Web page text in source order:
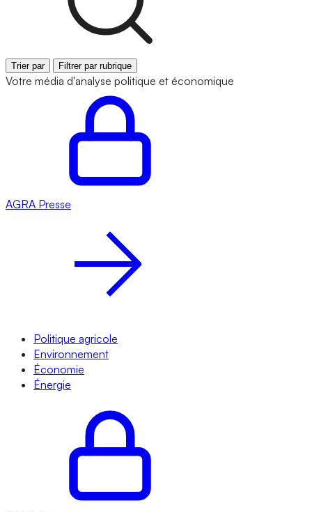
Trier par Filtrer par rubrique
Votre média d'analyse politique et économique
AGRA Presse
Politique agricole
Environnement
Économie
Énergie